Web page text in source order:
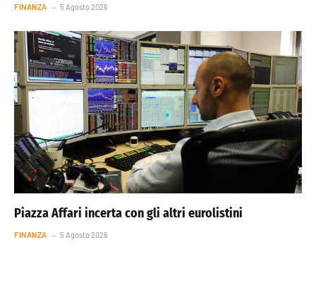
FINANZA 5 Agosto 2026
Piazza Affari incerta con gli altri eurolistini
FINANZA 5 Agosto 2026